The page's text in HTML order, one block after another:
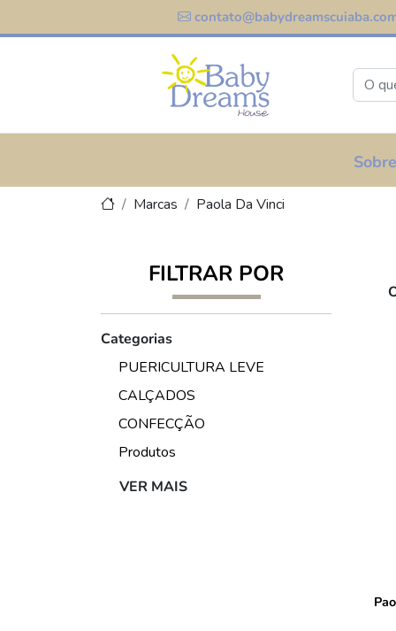
Marcas Paola Da Vinci
FILTRAR POR
Categorias
PUERICULTURA LEVE
CALÇADOS
CONFECÇÃO
Produtos
VER MAIS